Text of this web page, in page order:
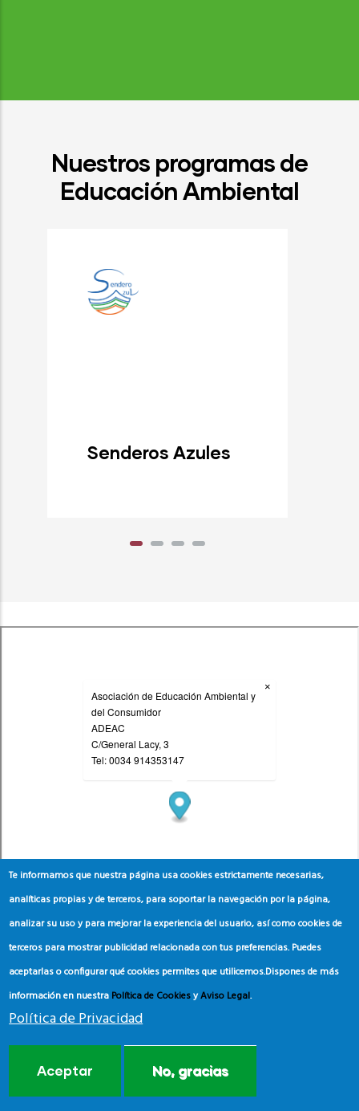
Nuestros programas de
Educación Ambiental
Senderos Azules
Te informamos que nuestra página usa cookies estrictamente necesarias,
analíticas propias y de terceros, para soportar la navegación por la página,
analizar su uso y para mejorar la experiencia del usuario, así como cookies de
terceros para mostrar publicidad relacionada con tus preferencias. Puedes
aceptarlas o configurar qué cookies permites que utilicemos.Dispones de más
información en nuestra Política de CookiesyAviso Legal.
Política de Privacidad
Aceptar No, gracias